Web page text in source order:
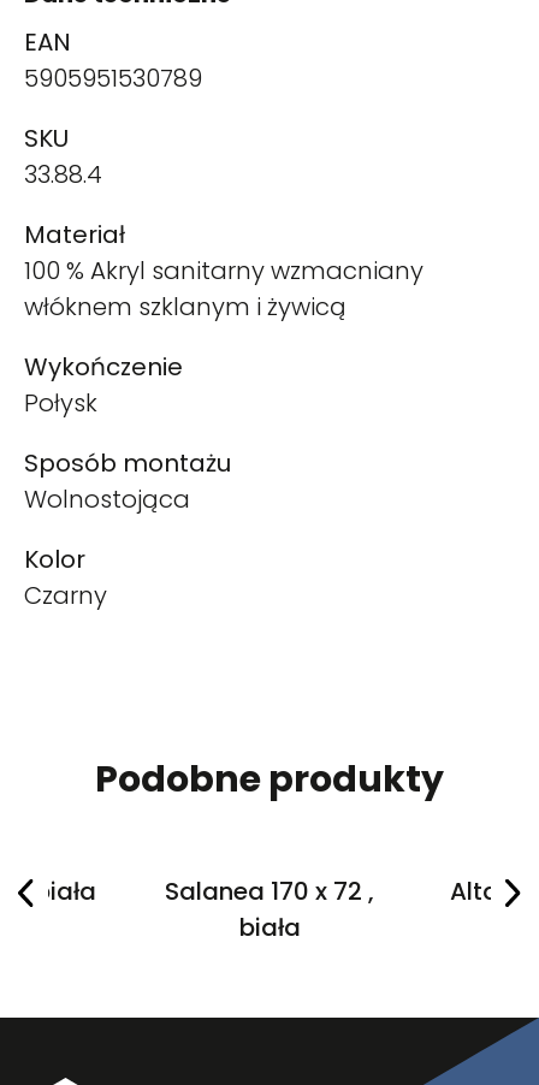
EAN
5905951530789
SKU
33.88.4
Materiał
100 % Akryl sanitarny wzmacniany
włóknem szklanym i żywicą
Wykończenie
Połysk
Sposób montażu
Wolnostojąca
Kolor
Czarny
Podobne produkty
, biała
Salanea 170 x 72 ,
biała
Altaria